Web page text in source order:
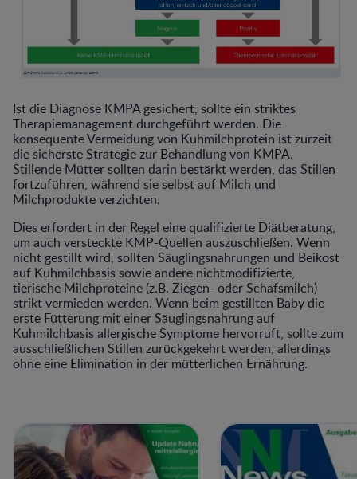
Ist die Diagnose KMPA gesichert, sollte ein striktes
Therapiemanagement durchgeführt werden. Die
konsequente Vermeidung von Kuhmilchprotein ist zurzeit
die sicherste Strategie zur Behandlung von KMPA.
Stillende Mütter sollten darin bestärkt werden, das Stillen
fortzuführen, während sie selbst auf Milch und
Milchprodukte verzichten.
Dies erfordert in der Regel eine qualifizierte Diätberatung,
um auch versteckte KMP-Quellen auszuschließen. Wenn
nicht gestillt wird, sollten Säuglingsnahrungen und Beikost
auf Kuhmilchbasis sowie andere nichtmodifizierte,
tierische Milchproteine (z.B. Ziegen- oder Schafsmilch)
strikt vermieden werden. Wenn beim gestillten Baby die
erste Fütterung mit einer Säuglingsnahrung auf
Kuhmilchbasis allergische Symptome hervorruft, sollte zum
ausschließlichen Stillen zurückgekehrt werden, allerdings
ohne eine Elimination in der mütterlichen Ernährung.